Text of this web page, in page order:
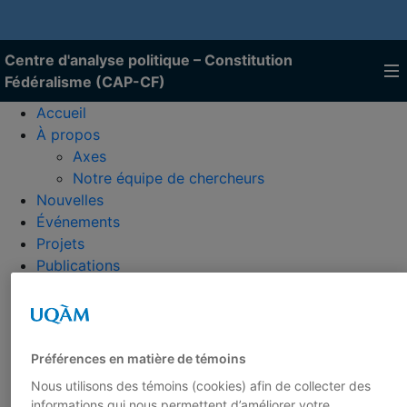
Centre d'analyse politique – Constitution
Fédéralisme (CAP-CF)
Accueil
À propos
Axes
Notre équipe de chercheurs
Nouvelles
Événements
Projets
Publications
50 déclinaisons
Cahiers
Livres
Préférences en matière de témoins
Nous utilisons des témoins (cookies) afin de collecter des